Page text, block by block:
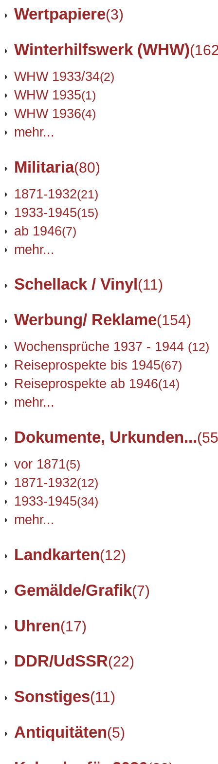
Wertpapiere(3)
Winterhilfswerk (WHW)
WHW 1933/34(2)
WHW 1935(1)
WHW 1936(4)
mehr...
Militaria(80)
1871-1932(21)
1933-1945(15)
ab 1946(7)
mehr...
Schellack / Vinyl(11)
Werbung/ Reklame(154)
Wochensprüche 1937 - 1944 (12)
Reiseprospekte bis 1945(67)
Reiseprospekte ab 1946(14)
mehr...
Dokumente, Urkunden...
vor 1871(5)
1871-1932(12)
1933-1945(34)
mehr...
Landkarten(12)
Gemälde/Grafik(7)
Uhren(17)
DDR/UdSSR(22)
Sonstiges(11)
Antiquitäten(5)